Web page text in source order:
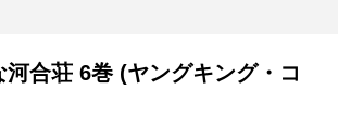
河合荘 6巻 (ヤングキング・コ